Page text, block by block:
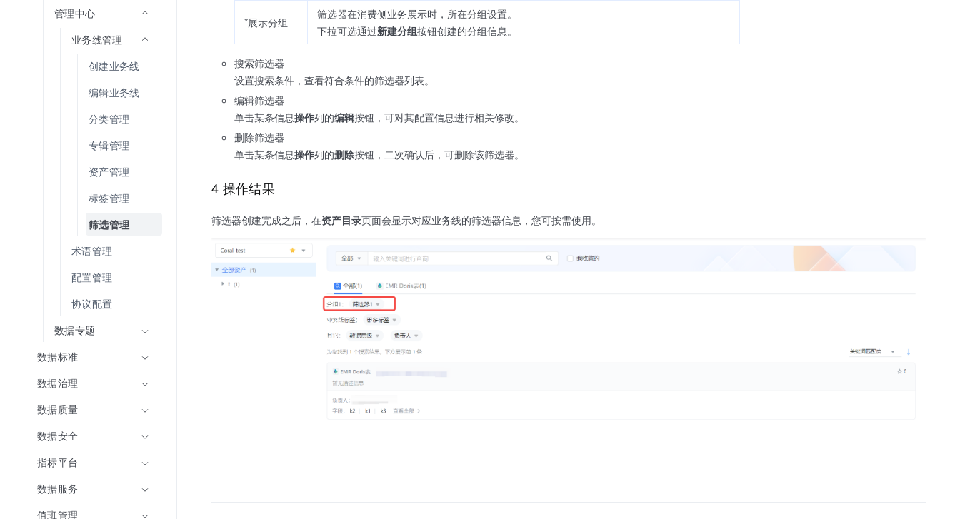
管理中心
业务线管理
创建业务线
编辑业务线
分类管理
专辑管理
资产管理
标签管理
筛选管理
术语管理
配置管理
协议配置
数据专题
数据标准
数据治理
数据质量
数据安全
指标平台
数据服务
值班管理
*展示分组
筛选器在消费侧业务展示时，所在分组设置。
下拉可选通过新建分组按钮创建的分组信息。
搜索筛选器
设置搜索条件，查看符合条件的筛选器列表。
编辑筛选器
单击某条信息操作列的编辑按钮，可对其配置信息进行相关修改。
删除筛选器
单击某条信息操作列的删除按钮，二次确认后，可删除该筛选器。
4 操作结果
筛选器创建完成之后，在资产目录页面会显示对应业务线的筛选器信息，您可按需使用。